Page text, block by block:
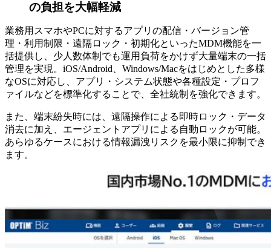
の負担を大幅軽減
業務用スマホやPCに対するアプリの配信・バージョン管
理・利用制限・遠隔ロック・初期化といったMDM機能を一
括提供し、少人数体制でも運用負荷をかけず大量端末の一括
管理を実現。iOS/Android、Windows/Macをはじめとした多様
なOSに対応し、アプリ・システム状態や各種設定・プロフ
ァイルなどを標準化することで、全社統制を強化できます。
また、端末紛失時には、遠隔操作による即時ロック・データ
消去に加え、エージェントアプリによる自動ロックが可能。
あらゆるケースにおける情報漏洩リスクを最小限に抑制でき
ます。